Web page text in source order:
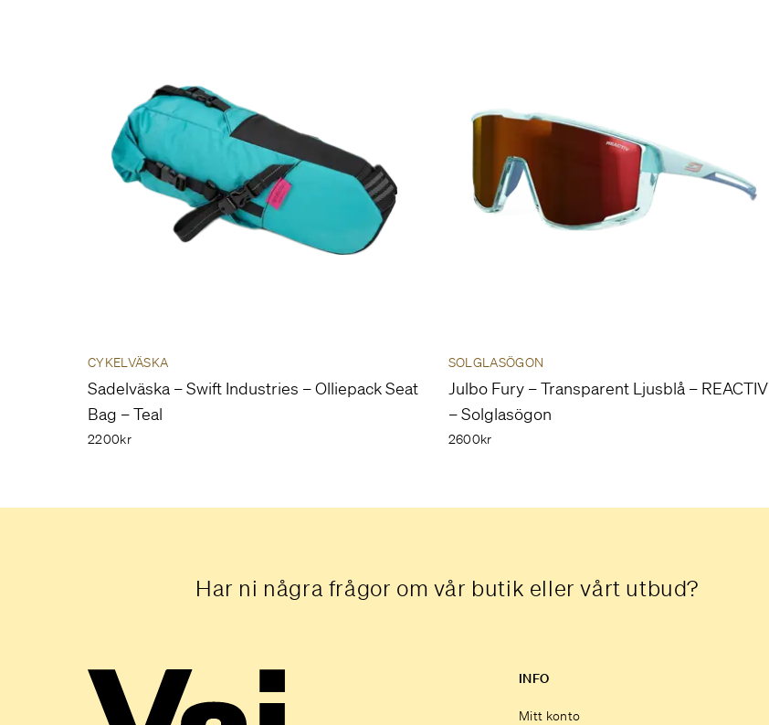
CYKELVÄSKA
Sadelväska – Swift Industries – Olliepack Seat
Bag – Teal
2200kr
SOLGLASÖGON
Julbo Fury – Transparent Ljusblå – REACTIV
– Solglasögon
2600kr
Har ni några frågor om vår butik eller vårt utbud?
INFO
Mitt konto